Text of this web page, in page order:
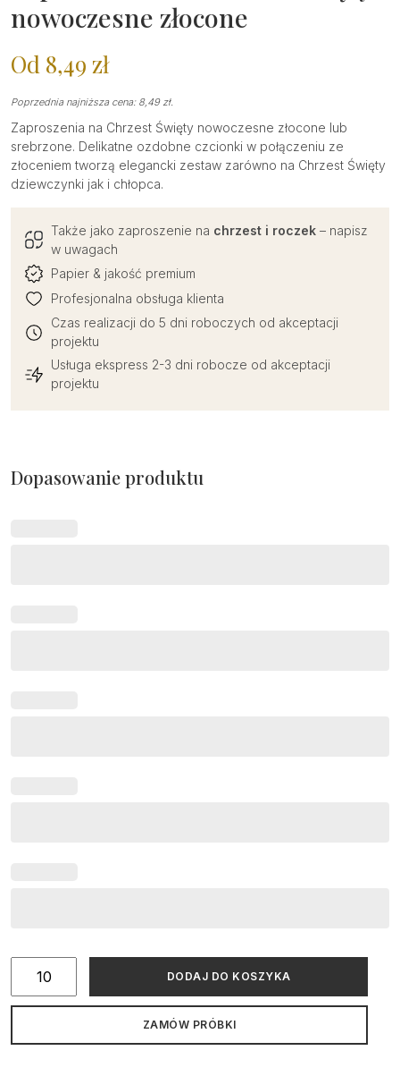
nowoczesne złocone
Od 8,49 zł
Poprzednia najniższa cena: 8,49 zł.
Zaproszenia na Chrzest Święty nowoczesne złocone lub
srebrzone. Delikatne ozdobne czcionki w połączeniu ze
złoceniem tworzą elegancki zestaw zarówno na Chrzest Święty
dziewczynki jak i chłopca.
Także jako zaproszenie na chrzest i roczek – napisz
w uwagach
Papier & jakość premium
Profesjonalna obsługa klienta
Czas realizacji do 5 dni roboczych od akceptacji
projektu
Usługa ekspress 2-3 dni robocze od akceptacji
projektu
Dopasowanie produktu
ilość
na
DODAJ DO KOSZYKA
ZAMÓW PRÓBKI